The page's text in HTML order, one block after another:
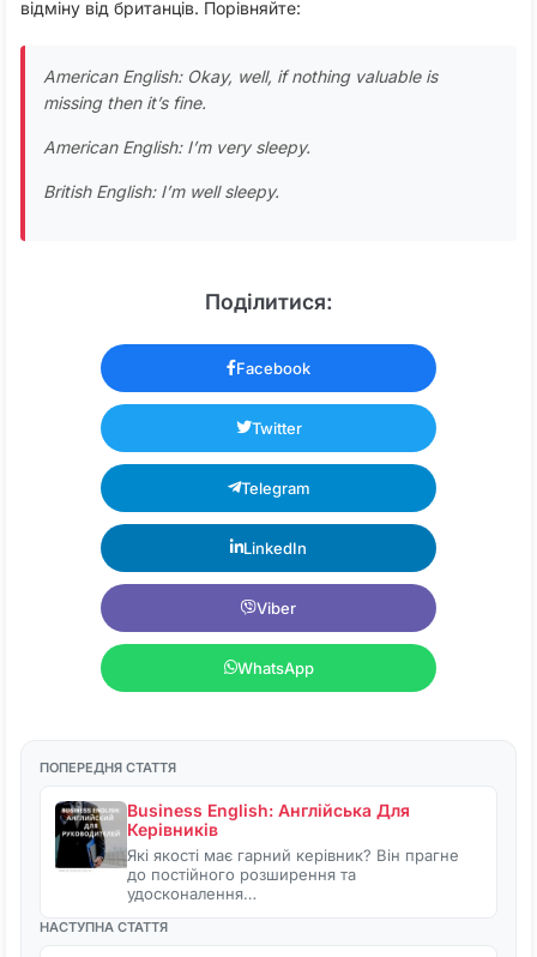
відміну від британців. Порівняйте:
American English: Okay, well, if nothing valuable is
missing then it’s fine.
American English: I’m very sleepy.
British English: I’m well sleepy.
Поділитися:
Facebook
Twitter
Telegram
LinkedIn
Viber
WhatsApp
ПОПЕРЕДНЯ СТАТТЯ
Business English: Англійська Для
Керівників
Які якості має гарний керівник? Він прагне
до постійного розширення та
удосконалення…
НАСТУПНА СТАТТЯ